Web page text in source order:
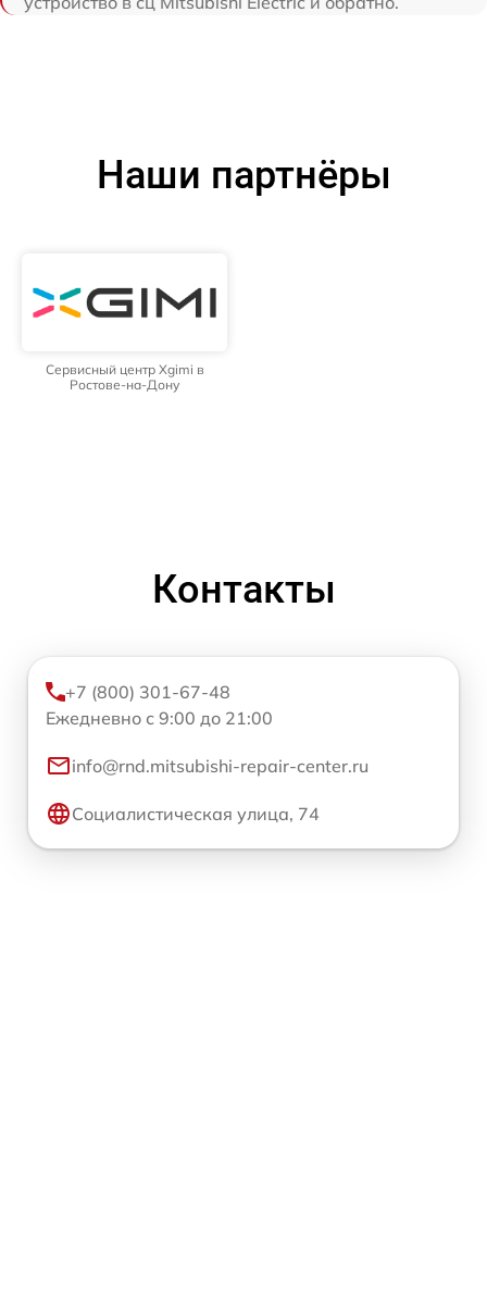
Наши партнёры
Сервисный центр Xgimi в
Ростове-на-Дону
Контакты
+7 (800) 301-67-48
Ежедневно с 9:00 до 21:00
info@rnd.mitsubishi-repair-center.ru
Социалистическая улица, 74